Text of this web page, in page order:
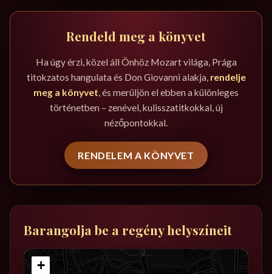
Rendeld meg a könyvet
Ha úgy érzi, közel áll Önhöz Mozart világa, Prága
titokzatos hangulata és Don Giovanni alakja, rendelje
meg a könyvet, és merüljön el ebben a különleges
történetben – zenével, kulisszatitkokkal, új
nézőpontokkal.
RENDELEM A KÖNYVET
Barangolja be a regény helyszíneit
+